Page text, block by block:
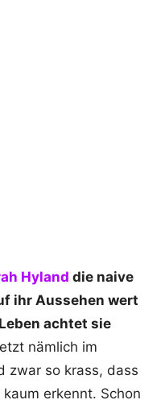
Hyland die naive
ihr Aussehen wert
achtet sie
nämlich im
zwar so krass, dass
erkennt. Schon